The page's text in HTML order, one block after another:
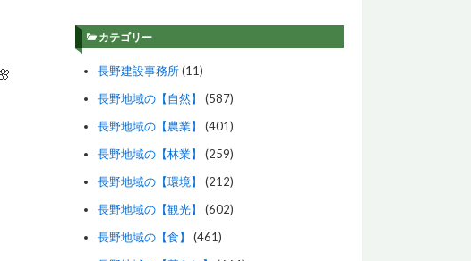
カテゴリー
長野建設事務所(11)
長野地域の【自然】
(587)
長野地域の【農業】
(401)
長野地域の【林業】
(259)
長野地域の【環境】
(212)
長野地域の【観光】
(602)
長野地域の【食】
(461)